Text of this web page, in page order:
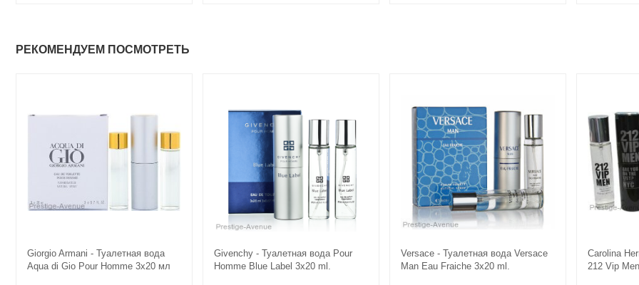
РЕКОМЕНДУЕМ ПОСМОТРЕТЬ
Giorgio Armani - Туалетная вода
Aqua di Gio Pour Homme 3х20 мл
Givenchy - Туалетная вода Pour
Homme Blue Label 3х20 ml.
Versace - Туалетная вода Versace
Man Eau Fraiche 3х20 ml.
Carolina
212 Vip